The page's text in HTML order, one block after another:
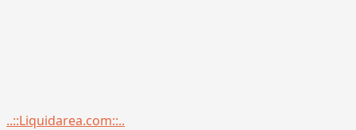
Menu
..::Liquidarea.com::..